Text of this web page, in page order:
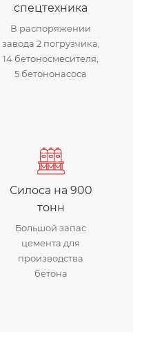
спецтехника
В распоряжении
завода 2 погрузчика,
14 бетоносмесителя,
5 бетононасоса
Силоса на 900
тонн
Большой запас
цемента для
производства
бетона